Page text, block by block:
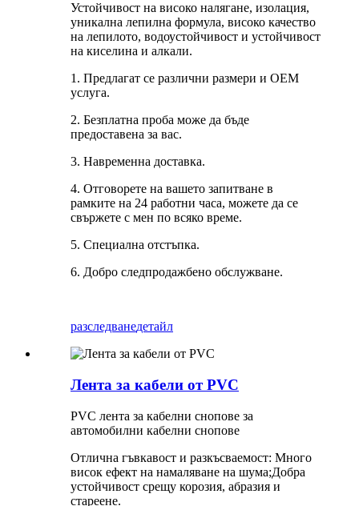
Устойчивост на високо налягане, изолация,
уникална лепилна формула, високо качество
на лепилото, водоустойчивост и устойчивост
на киселина и алкали.
1. Предлагат се различни размери и OEM
услуга.
2. Безплатна проба може да бъде
предоставена за вас.
3. Навременна доставка.
4. Отговорете на вашето запитване в
рамките на 24 работни часа, можете да се
свържете с мен по всяко време.
5. Специална отстъпка.
6. Добро следпродажбено обслужване.
разследванедетайл
Лента за кабели от PVC
PVC лента за кабелни снопове за
автомобилни кабелни снопове
Отлична гъвкавост и разкъсваемост: Много
висок ефект на намаляване на шума;Добра
устойчивост срещу корозия, абразия и
стареене.